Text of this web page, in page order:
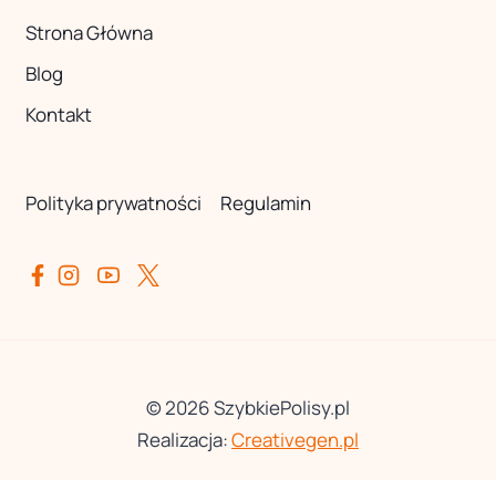
Strona Główna
Blog
Kontakt
Polityka prywatności Regulamin
© 2026 SzybkiePolisy.pl
Realizacja:Creativegen.pl